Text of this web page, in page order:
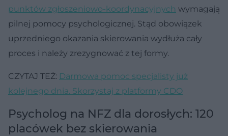
punktów zgłoszeniowo-koordynacyjnych wymagają
pilnej pomocy psychologicznej. Stąd obowiązek
uprzedniego okazania skierowania wydłuża cały
proces i należy zrezygnować z tej formy.
CZYTAJ TEŻ: Darmowa pomoc specjalisty już
kolejnego dnia. Skorzystaj z platformy CDO
Psycholog na NFZ dla dorosłych: 120
placówek bez skierowania